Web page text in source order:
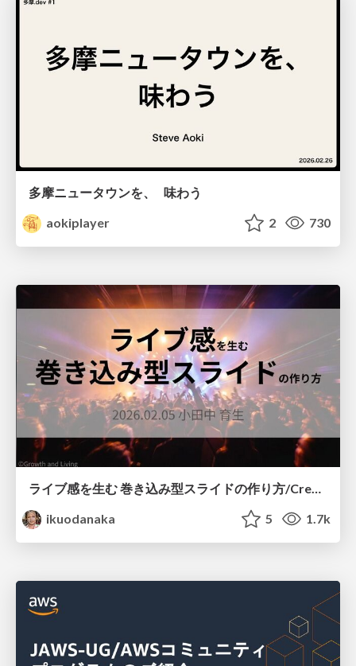
多摩ニュータウンを、 味わう
aokiplayer
2 730
ライブ感を生む 巻き込み型スライドの作り方/Create your slide like a heavy metal concert
ikuodanaka
5 1.7k